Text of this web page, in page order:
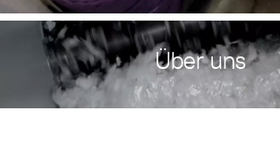
Über uns